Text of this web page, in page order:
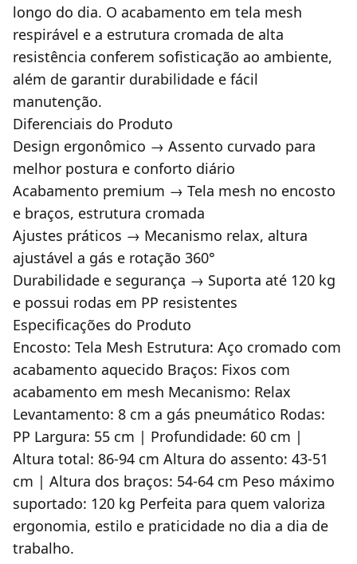
longo do dia. O acabamento em tela mesh
respirável e a estrutura cromada de alta
resistência conferem sofisticação ao ambiente,
além de garantir durabilidade e fácil
manutenção.
Diferenciais do Produto
Design ergonômico → Assento curvado para
melhor postura e conforto diário
Acabamento premium → Tela mesh no encosto
e braços, estrutura cromada
Ajustes práticos → Mecanismo relax, altura
ajustável a gás e rotação 360°
Durabilidade e segurança → Suporta até 120 kg
e possui rodas em PP resistentes
Especificações do Produto
Encosto: Tela Mesh Estrutura: Aço cromado com
acabamento aquecido Braços: Fixos com
acabamento em mesh Mecanismo: Relax
Levantamento: 8 cm a gás pneumático Rodas:
PP Largura: 55 cm | Profundidade: 60 cm |
Altura total: 86-94 cm Altura do assento: 43-51
cm | Altura dos braços: 54-64 cm Peso máximo
suportado: 120 kg Perfeita para quem valoriza
ergonomia, estilo e praticidade no dia a dia de
trabalho.